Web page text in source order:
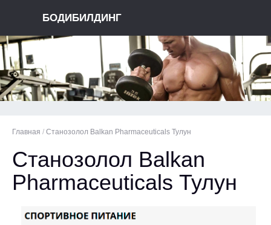
БОДИБИЛДИНГ
Главная / Станозолол Balkan Pharmaceuticals Тулун
Станозолол Balkan
Pharmaceuticals Тулун